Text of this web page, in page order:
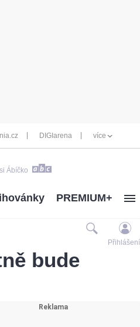
DIGIarena více
Ábíčko
PREMIUM+
Přihlášení
bude